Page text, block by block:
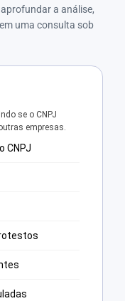
a análise,
uma consulta sob
se o CNPJ
empresas.
CNPJ